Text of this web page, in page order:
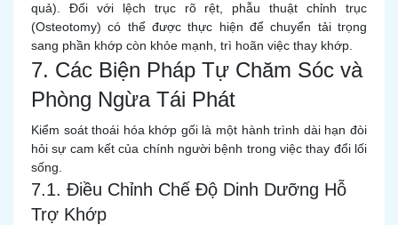
quả). Đối với lệch trục rõ rệt, phẫu thuật chỉnh trục
(Osteotomy) có thể được thực hiện để chuyển tải trọng
sang phần khớp còn khỏe mạnh, trì hoãn việc thay khớp.
7. Các Biện Pháp Tự Chăm Sóc và
Phòng Ngừa Tái Phát
Kiểm soát thoái hóa khớp gối là một hành trình dài hạn đòi
hỏi sự cam kết của chính người bệnh trong việc thay đổi lối
sống.
7.1. Điều Chỉnh Chế Độ Dinh Dưỡng Hỗ
Trợ Khớp